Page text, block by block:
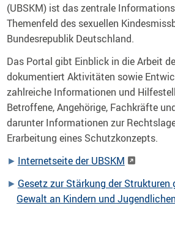
(UBSKM) ist das zentrale
Themenfeld des sexuellen
Bundesrepublik Deutschland.
Das Portal gibt Einblick in die Arbeit
dokumentiert Aktivitäten sowie
zahlreiche Informationen und
Betroffene, Angehörige, Fachkräfte
darunter Informationen zur
Erarbeitung eines Schutzkonzepts.
Internetseite der UBSKM
Gesetz zur Stärkung der Strukturen
Gewalt an Kindern und